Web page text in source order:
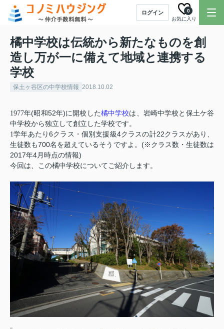
ログイン
お気に入り
0
橘中学校は伝統から新たなものを創
造し万が一に備えて地域と連携する
学校
保土ヶ谷区の中学校情報 2018.10.02
1977年(昭和52年)に開校した橘中学校は、岩崎中学校と保土ケ谷
中学校から独立して創立した学校です。
1学年あたり6クラス・個別支援級4クラスの計22クラスがあり、
生徒数も700名を超えているそうですよ。 (※クラス数・生徒数は
2017年4月時点の情報)
今回は、この橘中学校についてご紹介します。